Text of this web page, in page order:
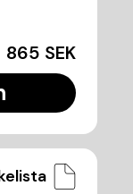
865 SEK